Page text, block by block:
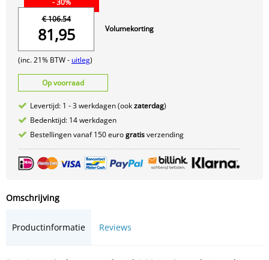
€ 106.54
81,95
(inc. 21% BTW - uitleg)
Volumekorting
Op voorraad
Levertijd: 1 - 3 werkdagen (ookzaterdag)
Bedenktijd: 14 werkdagen
Bestellingen vanaf 150 eurogratisverzending
Omschrijving
Productinformatie Reviews